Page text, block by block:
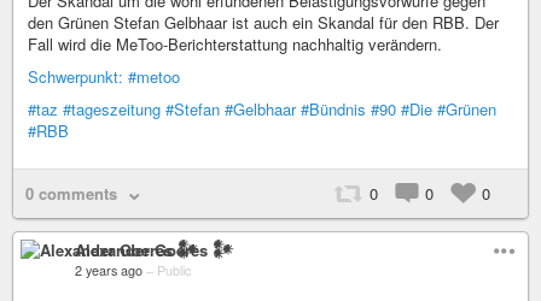
den Grünen Stefan Gelbhaar ist auch ein Skandal für den RBB. Der
Fall wird die MeToo-Berichterstattung nachhaltig verändern.
Schwerpunkt: #metoo
#taz #tageszeitung #Stefan #Gelbhaar #Bündnis #90 #Die #Grünen
#RBB
0 comments 0 0 0
Alexander Goeres 𒀯
2 years ago – Public